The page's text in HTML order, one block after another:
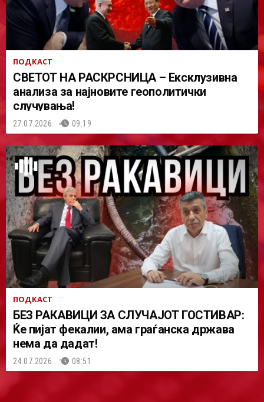
ПОДКАСТ
СВЕТОТ НА РАСКРСНИЦА – Ексклузивна
анализа за најновите геополитички
случувања!
27.07.2026. 09:19
ПОДКАСТ
БЕЗ РАКАВИЦИ ЗА СЛУЧАЈОТ ГОСТИВАР:
Ќе пијат фекалии, ама граѓанска држава
нема да дадат!
24.07.2026. 08:51